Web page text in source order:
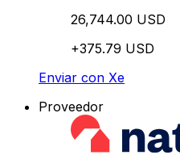
26,744.00 USD
+375.79 USD
Enviar con Xe
Proveedor